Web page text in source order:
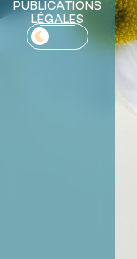
PUBLICATIONS
LÉGALES